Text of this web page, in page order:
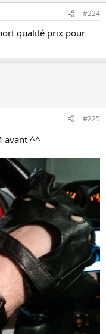
#224
qualité prix pour
#225
avant ^^